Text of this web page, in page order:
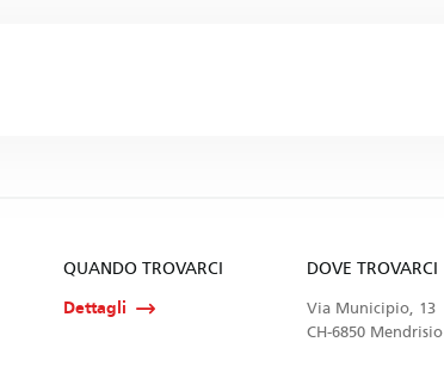
QUANDO TROVARCI
Dettagli
DOVE TROVARCI
Via Municipio, 13
CH-6850 Mendrisio